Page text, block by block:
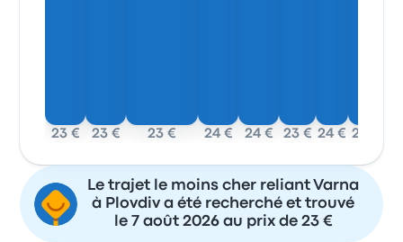
23 € 23 € 23 € 24 € 24 € 23 € 24 € 23 €
Le trajet le moins cher reliant Varna
à Plovdiv a été recherché et trouvé
le 7 août 2026 au prix de 23 €